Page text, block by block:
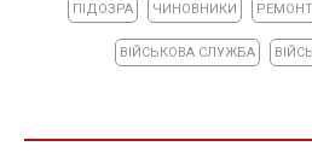
ПІДОЗРА ЧИНОВНИКИ РЕМОНТ
ВІЙСЬКОВА СЛУЖБА